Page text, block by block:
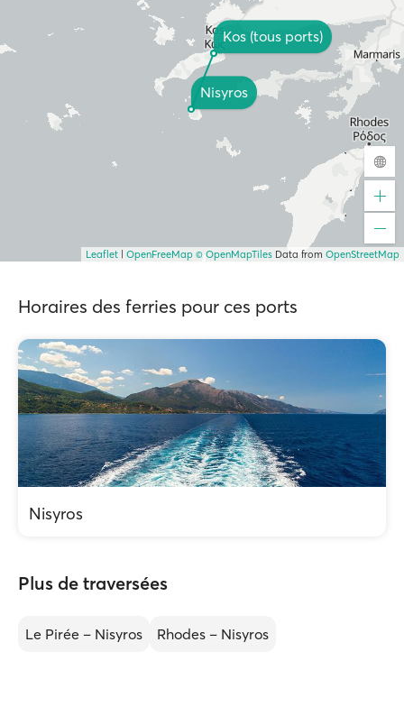
Kos (tous ports)
Nisyros
Leaflet OpenFreeMap © OpenMapTiles Data from OpenStreetMap
Horaires des ferries pour ces ports
Nisyros
Plus de traversées
Le Pirée – Nisyros Rhodes – Nisyros